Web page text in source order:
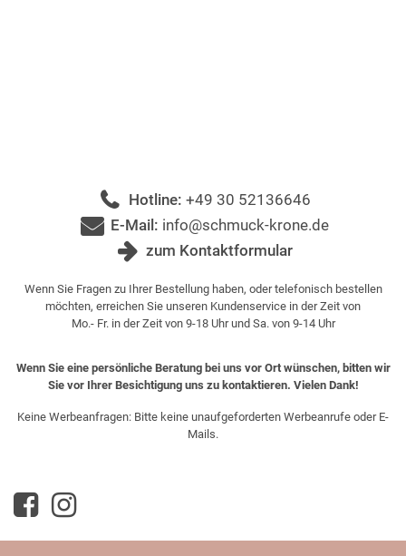
Hotline: +49 30 52136646
E-Mail: info@schmuck-krone.de
zum Kontaktformular
Wenn Sie Fragen zu Ihrer Bestellung haben, oder telefonisch bestellen
möchten, erreichen Sie unseren Kundenservice in der Zeit von
Mo.- Fr. in der Zeit von 9-18 Uhr und Sa. von 9-14 Uhr
Wenn Sie eine persönliche Beratung bei uns vor Ort wünschen, bitten wir
Sie vor Ihrer Besichtigung uns zu kontaktieren. Vielen Dank!
Keine Werbeanfragen: Bitte keine unaufgeforderten Werbeanrufe oder E-
Mails.